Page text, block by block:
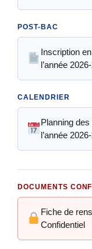
POST-BAC
Inscription
l’année
CALENDRIER
Planning
l’année
DOCUMENTS
Fiche de
Confidentiel